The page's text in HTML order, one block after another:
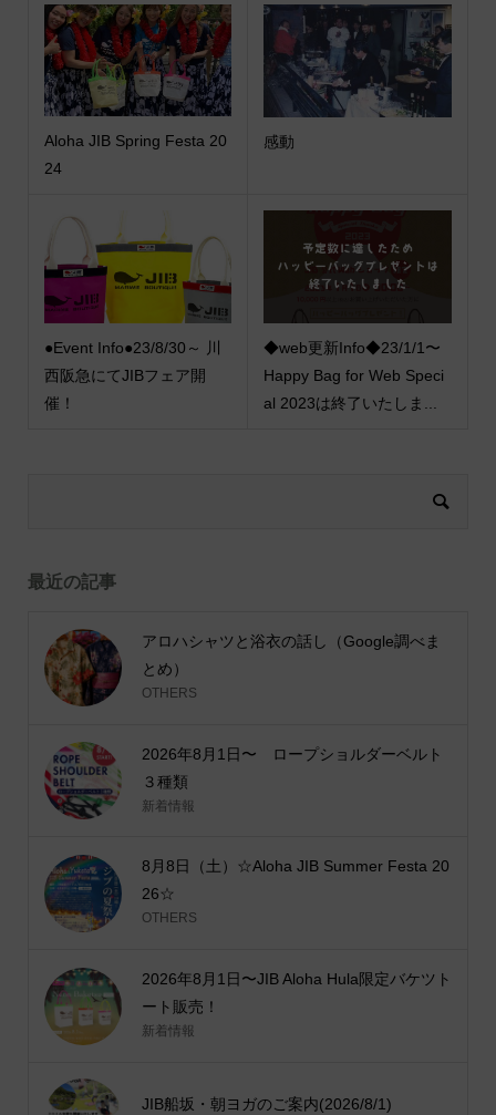
Aloha JIB Spring Festa 20
24
感動
●Event Info●23/8/30～ 川
西阪急にてJIBフェア開
催！
◆web更新Info◆23/1/1〜
Happy Bag for Web Speci
al 2023は終了いたしま...
最近の記事
アロハシャツと浴衣の話し（Google調べま
とめ）
OTHERS
2026年8月1日〜 ロープショルダーベルト
３種類
新着情報
8月8日（土）☆Aloha JIB Summer Festa 20
26☆
OTHERS
2026年8月1日〜JIB Aloha Hula限定バケツト
ート販売！
新着情報
JIB船坂・朝ヨガのご案内(2026/8/1)